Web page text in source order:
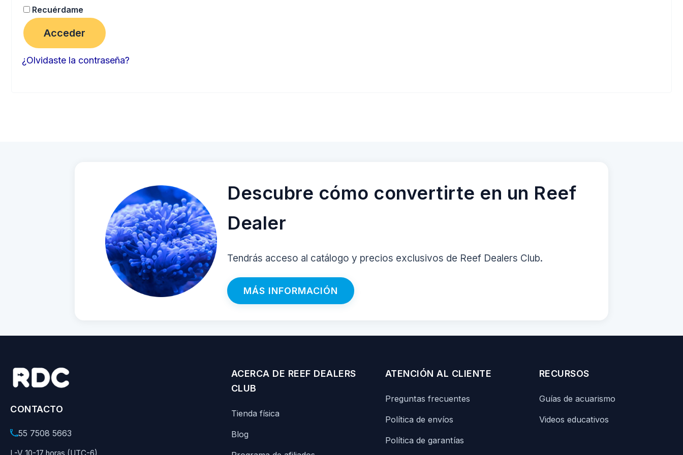
Recuérdame
Acceder
¿Olvidaste la contraseña?
Descubre cómo convertirte en un Reef
Dealer
Tendrás acceso al catálogo y precios exclusivos de Reef Dealers Club.
MÁS INFORMACIÓN
CONTACTO
55 7508 5663
ACERCA DE REEF DEALERS
CLUB
Tienda física
Blog
ATENCIÓN AL CLIENTE
Preguntas frecuentes
Política de envíos
Política de garantías
RECURSOS
Guías de acuarismo
Videos educativos